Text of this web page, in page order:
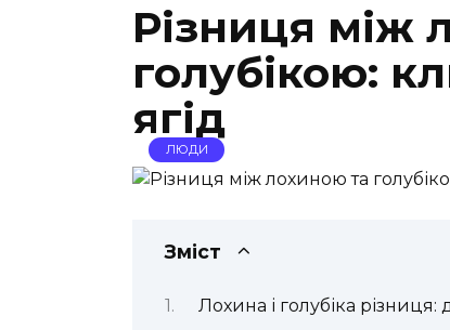
Різниця між
голубікою:
ягід
ЛЮДИ
Зміст
Лохина і голубіка